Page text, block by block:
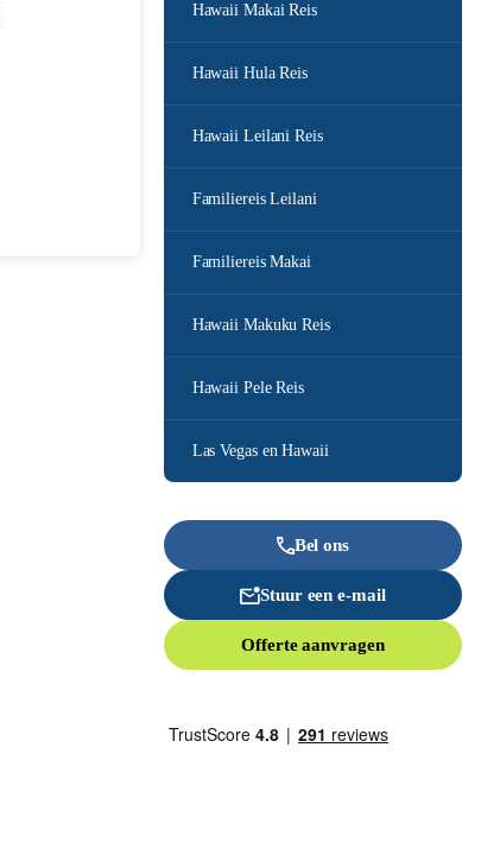
Hawaii Makai Reis
Hawaii Hula Reis
Hawaii Leilani Reis
Familiereis Leilani
Familiereis Makai
Hawaii Makuku Reis
Hawaii Pele Reis
Las Vegas en Hawaii
Bel ons
Stuur een e-mail
Offerte aanvragen